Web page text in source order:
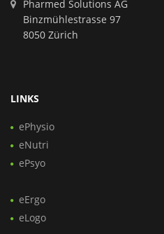
Pharmed Solutions AG
Binzmühlestrasse 97
8050 Zürich
LINKS
ePhysio
eNutri
ePsyo
eErgo
eLogo